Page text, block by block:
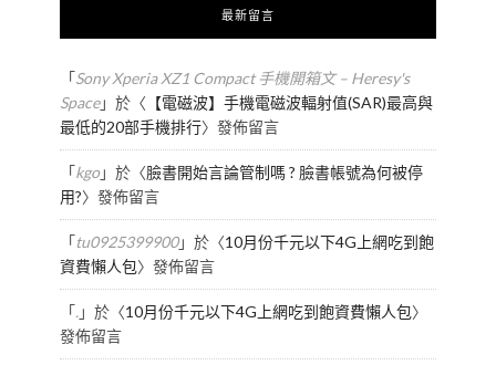
最新留言
「Sony Xperia XZ1 Compact 手機開箱文 – Heresy's
Space」於〈 【電磁波】手機電磁波輻射值(SAR)最高與
最低的20部手機排行〉發佈留言
「kgo」於〈臉書開始言論管制嗎 ? 臉書帳號為何被停
用?〉發佈留言
「tu0925399900」於〈10月份千元以下4G上網吃到飽
資費懶人包〉發佈留言
「.」於〈10月份千元以下4G上網吃到飽資費懶人包〉
發佈留言